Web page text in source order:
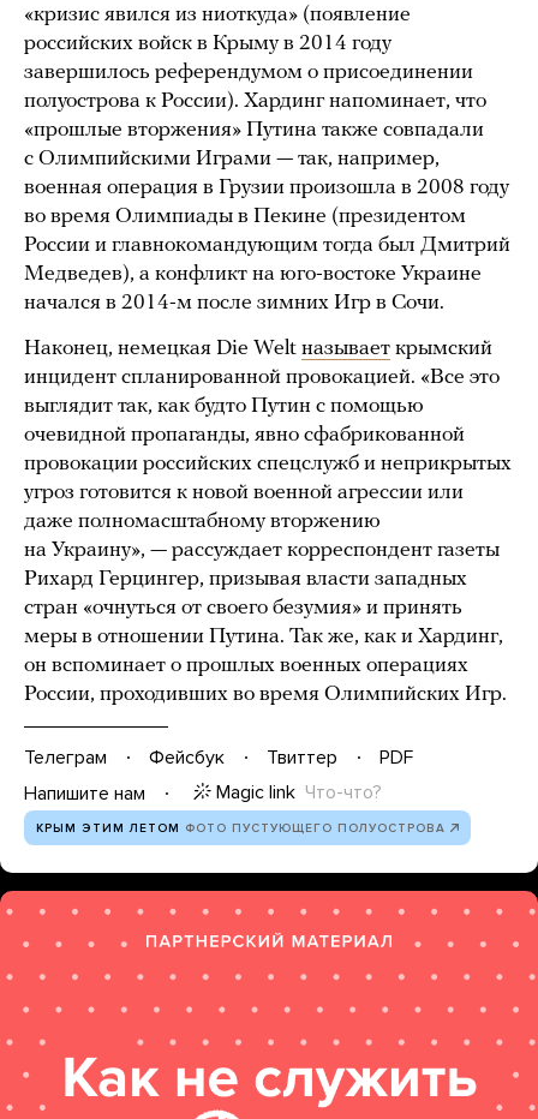
«кризис явился из ниоткуда» (появление
российских войск в Крыму в 2014 году
завершилось референдумом о присоединении
полуострова к России). Хардинг напоминает, что
«прошлые вторжения» Путина также совпадали
с Олимпийскими Играми — так, например,
военная операция в Грузии произошла в 2008 году
во время Олимпиады в Пекине (президентом
России и главнокомандующим тогда был Дмитрий
Медведев), а конфликт на юго-востоке Украине
начался в 2014-м после зимних Игр в Сочи.
Наконец, немецкая Die Welt называет крымский
инцидент спланированной провокацией. «Все это
выглядит так, как будто Путин с помощью
очевидной пропаганды, явно сфабрикованной
провокации российских спецслужб и неприкрытых
угроз готовится к новой военной агрессии или
даже полномасштабному вторжению
на Украину», — рассуждает корреспондент газеты
Рихард Герцингер, призывая власти западных
стран «очнуться от своего безумия» и принять
меры в отношении Путина. Так же, как и Хардинг,
он вспоминает о прошлых военных операциях
России, проходивших во время Олимпийских Игр.
Телеграм Фейсбук Твиттер
PDF
Напишите нам
Magic link Что-что?
КРЫМ ЭТИМ ЛЕТОМ ФОТО ПУСТУЮЩЕГО ПОЛУОСТРОВА